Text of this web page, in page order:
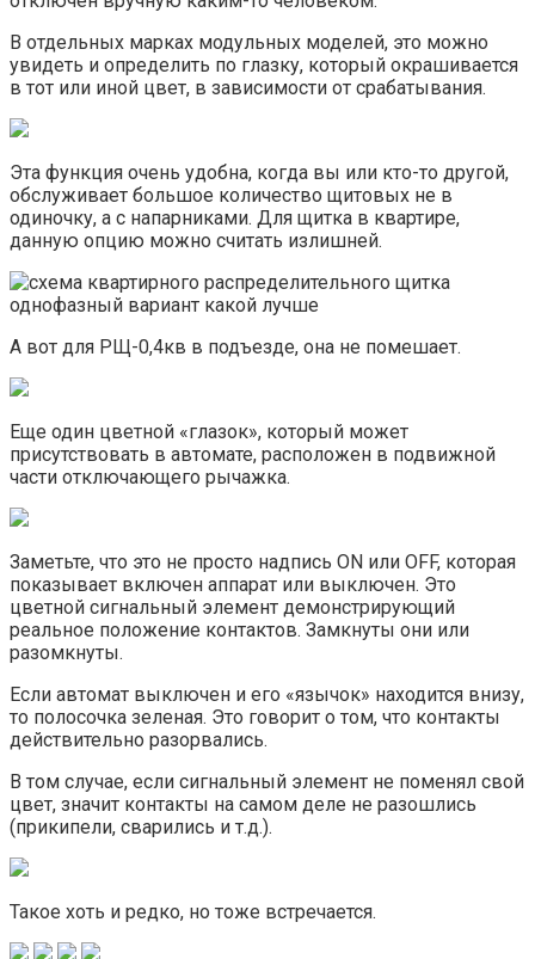
В отдельных марках модульных моделей, это можно
увидеть и определить по глазку, который окрашивается
в тот или иной цвет, в зависимости от срабатывания.
Эта функция очень удобна, когда вы или кто-то другой,
обслуживает большое количество щитовых не в
одиночку, а с напарниками. Для щитка в квартире,
данную опцию можно считать излишней.
А вот для РЩ-0,4кв в подъезде, она не помешает.
Еще один цветной «глазок», который может
присутствовать в автомате, расположен в подвижной
части отключающего рычажка.
Заметьте, что это не просто надпись ON или OFF, которая
показывает включен аппарат или выключен. Это
цветной сигнальный элемент демонстрирующий
реальное положение контактов. Замкнуты они или
разомкнуты.
Если автомат выключен и его «язычок» находится внизу,
то полосочка зеленая. Это говорит о том, что контакты
действительно разорвались.
В том случае, если сигнальный элемент не поменял свой
цвет, значит контакты на самом деле не разошлись
(прикипели, сварились и т.д.).
Такое хоть и редко, но тоже встречается.